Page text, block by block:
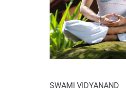
SWAMI VIDYANAND